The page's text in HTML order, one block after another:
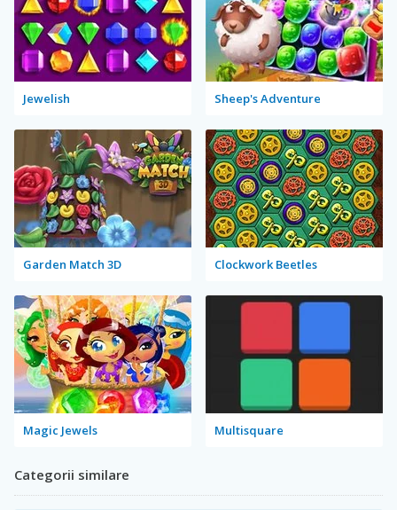
Jewelish Sheep's Adventure
Garden Match 3D Clockwork Beetles
Magic Jewels Multisquare
Categorii similare